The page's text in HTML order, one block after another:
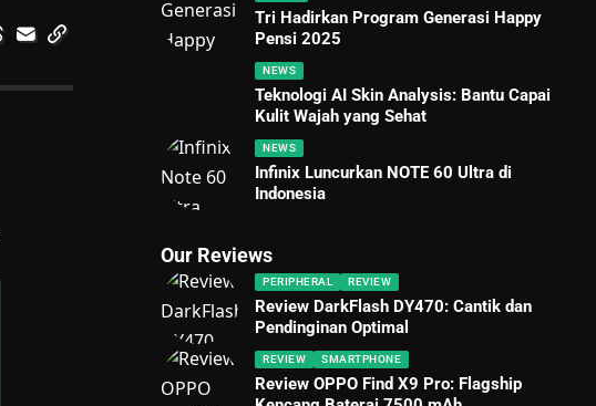
Tri Hadirkan Program Generasi Happy
Pensi 2025
NEWS
Teknologi AI Skin Analysis: Bantu Capai
Kulit Wajah yang Sehat
NEWS
Infinix Luncurkan NOTE 60 Ultra di
Indonesia
Our Reviews
PERIPHERAL REVIEW
Review DarkFlash DY470: Cantik dan
Pendinginan Optimal
REVIEW SMARTPHONE
Review OPPO Find X9 Pro: Flagship